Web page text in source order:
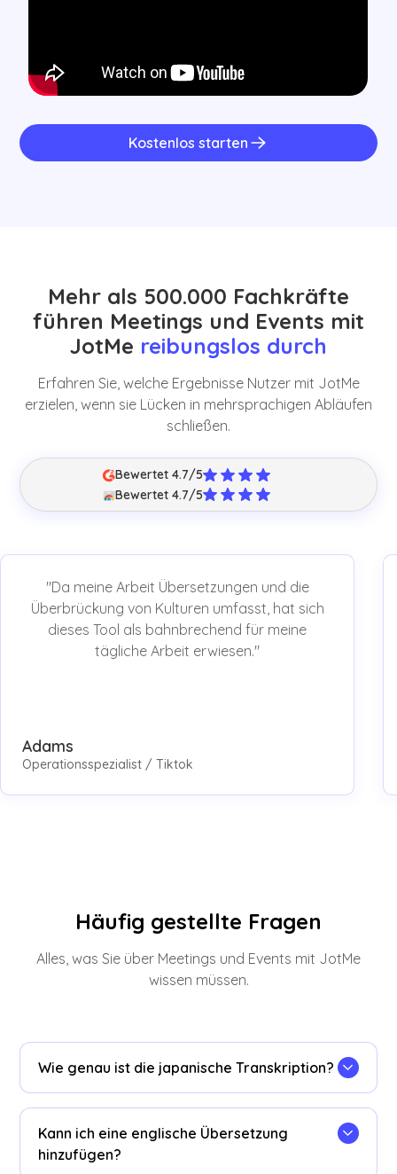
Kostenlos starten
Mehr als 500.000 Fachkräfte
führen Meetings und Events mit
JotMe reibungslos durch
Erfahren Sie, welche Ergebnisse Nutzer mit JotMe
erzielen, wenn sie Lücken in mehrsprachigen Abläufen
schließen.
Bewertet 4.7/5
Bewertet 4.7/5
"Da meine Arbeit Übersetzungen und die
Überbrückung von Kulturen umfasst, hat sich
dieses Tool als bahnbrechend für meine
tägliche Arbeit erwiesen."
Adams
Operationsspezialist / Tiktok
Häufig gestellte Fragen
Alles, was Sie über Meetings und Events mit JotMe
wissen müssen.
Wie genau ist die japanische Transkription?
und beherrscht Keigo, weggelassene Subjekte,
Namen und Kanji – je länger es zuhört, desto
genauer wird es.
Kann ich eine englische Übersetzung
hinzufügen?